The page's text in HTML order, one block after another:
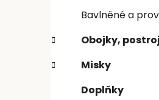
í
p
a
Bavlněné a
Obojky,
Misky
Doplňky